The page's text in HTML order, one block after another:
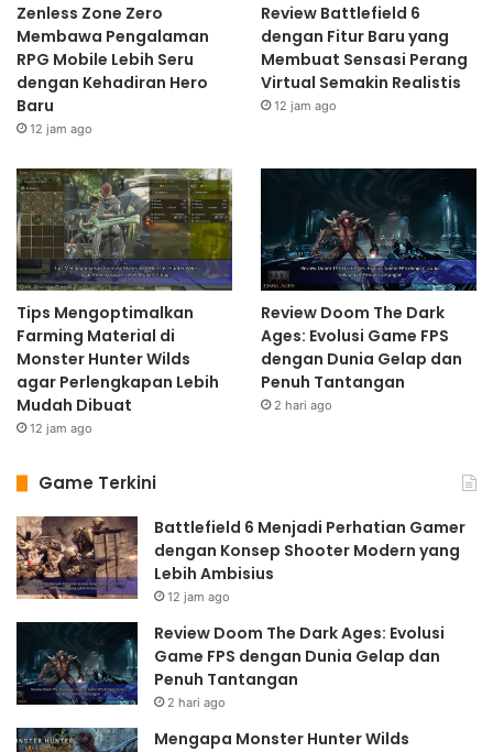
Zenless Zone Zero
Membawa Pengalaman
RPG Mobile Lebih Seru
dengan Kehadiran Hero
Baru
12 jam ago
Review Battlefield 6
dengan Fitur Baru yang
Membuat Sensasi Perang
Virtual Semakin Realistis
12 jam ago
Tips Mengoptimalkan
Farming Material di
Monster Hunter Wilds
agar Perlengkapan Lebih
Mudah Dibuat
12 jam ago
Review Doom The Dark
Ages: Evolusi Game FPS
dengan Dunia Gelap dan
Penuh Tantangan
2 hari ago
Game Terkini
Battlefield 6 Menjadi Perhatian Gamer
dengan Konsep Shooter Modern yang
Lebih Ambisius
12 jam ago
Review Doom The Dark Ages: Evolusi
Game FPS dengan Dunia Gelap dan
Penuh Tantangan
2 hari ago
Mengapa Monster Hunter Wilds